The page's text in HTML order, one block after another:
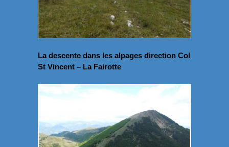
La descente dans les alpages direction Col
St Vincent – La Fairotte